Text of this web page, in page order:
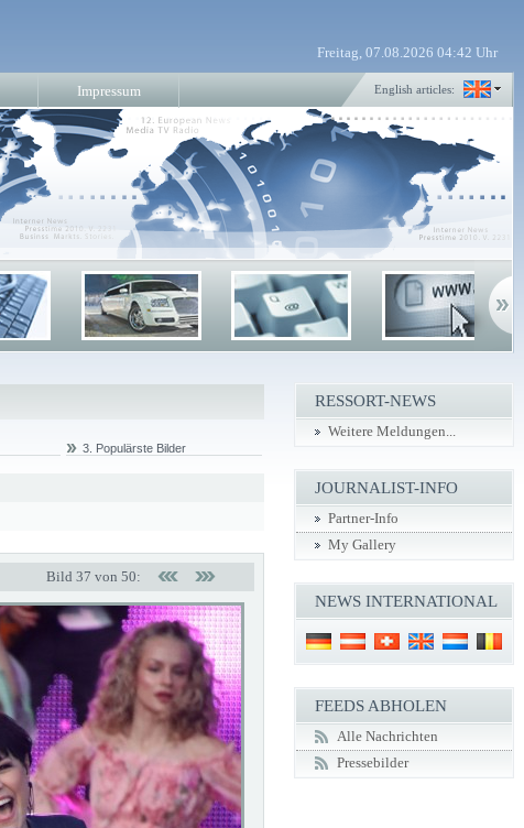
Freitag, 07.08.2026 04:42 Uhr
Impressum English articles:
3. Populärste Bilder
Bild 37 von 50:
RESSORT-NEWS
Weitere Meldungen...
JOURNALIST-INFO
Partner-Info
My Gallery
NEWS INTERNATIONAL
FEEDS ABHOLEN
Alle Nachrichten
Pressebilder